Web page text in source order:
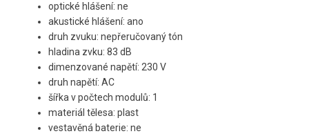
optické hlášení: ne
akustické hlášení: ano
druh zvuku: nepřeručovaný tón
hladina zvku: 83 dB
dimenzované napětí: 230 V
druh napětí: AC
šířka v počtech modulů: 1
materiál tělesa: plast
vestavěná baterie: ne